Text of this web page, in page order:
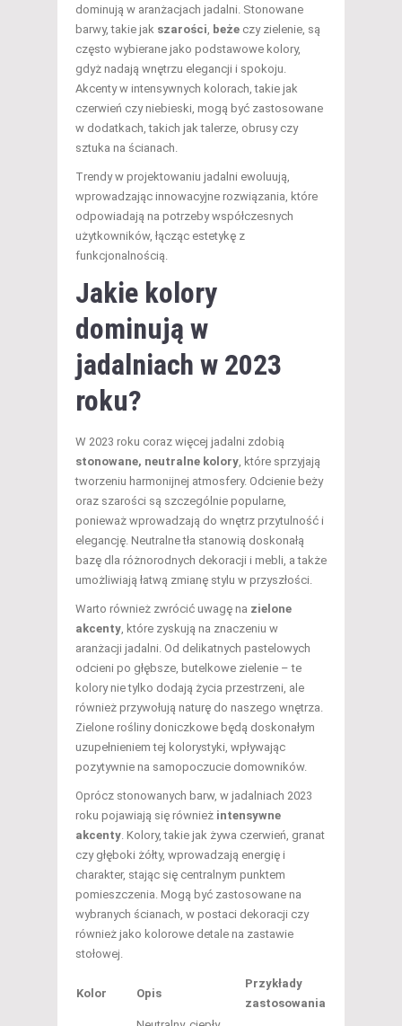
dominują w aranżacjach jadalni. Stonowane
barwy, takie jak szarości, beże czy zielenie, są
często wybierane jako podstawowe kolory,
gdyż nadają wnętrzu elegancji i spokoju.
Akcenty w intensywnych kolorach, takie jak
czerwień czy niebieski, mogą być zastosowane
w dodatkach, takich jak talerze, obrusy czy
sztuka na ścianach.
Trendy w projektowaniu jadalni ewoluują,
wprowadzając innowacyjne rozwiązania, które
odpowiadają na potrzeby współczesnych
użytkowników, łącząc estetykę z
funkcjonalnością.
Jakie kolory
dominują w
jadalniach w 2023
roku?
W 2023 roku coraz więcej jadalni zdobią
stonowane, neutralne kolory, które sprzyjają
tworzeniu harmonijnej atmosfery. Odcienie beży
oraz szarości są szczególnie popularne,
ponieważ wprowadzają do wnętrz przytulność i
elegancję. Neutralne tła stanowią doskonałą
bazę dla różnorodnych dekoracji i mebli, a także
umożliwiają łatwą zmianę stylu w przyszłości.
Warto również zwrócić uwagę na zielone
akcenty, które zyskują na znaczeniu w
aranżacji jadalni. Od delikatnych pastelowych
odcieni po głębsze, butelkowe zielenie – te
kolory nie tylko dodają życia przestrzeni, ale
również przywołują naturę do naszego wnętrza.
Zielone rośliny doniczkowe będą doskonałym
uzupełnieniem tej kolorystyki, wpływając
pozytywnie na samopoczucie domowników.
Oprócz stonowanych barw, w jadalniach 2023
roku pojawiają się również intensywne
akcenty. Kolory, takie jak żywa czerwień, granat
czy głęboki żółty, wprowadzają energię i
charakter, stając się centralnym punktem
pomieszczenia. Mogą być zastosowane na
wybranych ścianach, w postaci dekoracji czy
również jako kolorowe detale na zastawie
stołowej.
Kolor Opis
Przykłady
zastosowania